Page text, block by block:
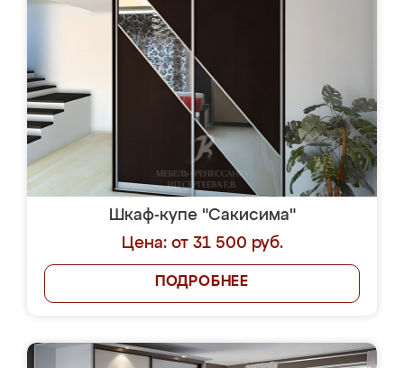
Шкаф-купе "Сакисима"
Цена: от 31 500 руб.
ПОДРОБНЕЕ